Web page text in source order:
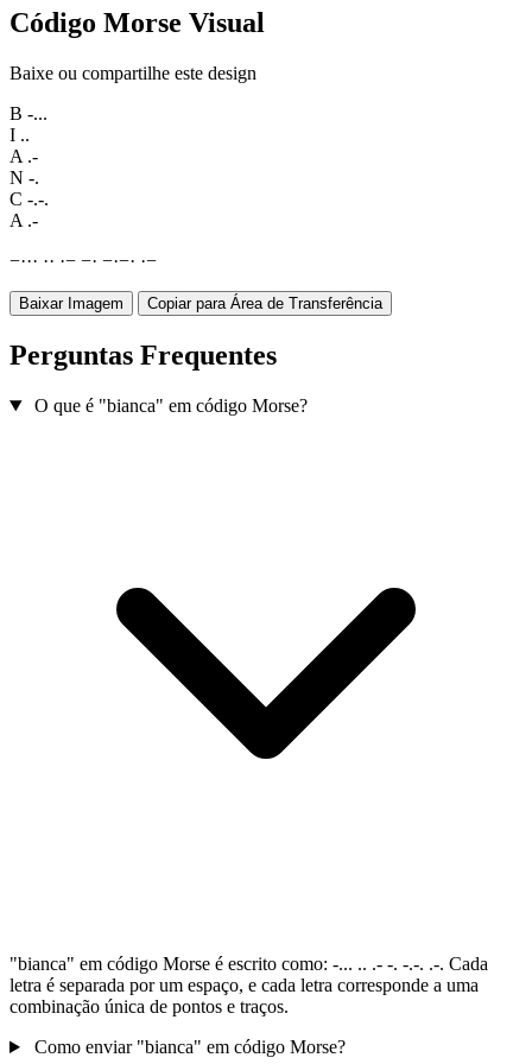
Código Morse Visual
Baixe ou compartilhe este design
B -...
I ..
A .-
N -.
C -.-.
A .-
−··· ·· ·− −· −·−· ·−
Baixar Imagem Copiar para Área de Transferência
Perguntas Frequentes
O que é "bianca" em código Morse?
"bianca" em código Morse é escrito como: -... .. .- -. -.-. .-. Cada
letra é separada por um espaço, e cada letra corresponde a uma
combinação única de pontos e traços.
Como enviar "bianca" em código Morse?